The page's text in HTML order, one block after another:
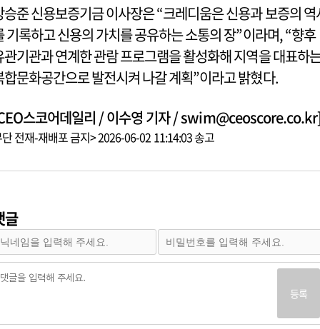
승준 신용보증기금 이사장은 “크레디움은 신용과 보증의 역
기록하고 신용의 가치를 공유하는 소통의 장”이라며, “향후
관기관과 연계한 관람 프로그램을 활성화해 지역을 대표하
합문화공간으로 발전시켜 나갈 계획”이라고 밝혔다.
스코어데일리 / 이수영 기자 /
전재-재배포 금지> 2026-06-02 11:14:03 송고
글
등록